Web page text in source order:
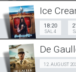
Ice
18:20
SAL 4
Sal 4 18:20
De
12. AUGUST